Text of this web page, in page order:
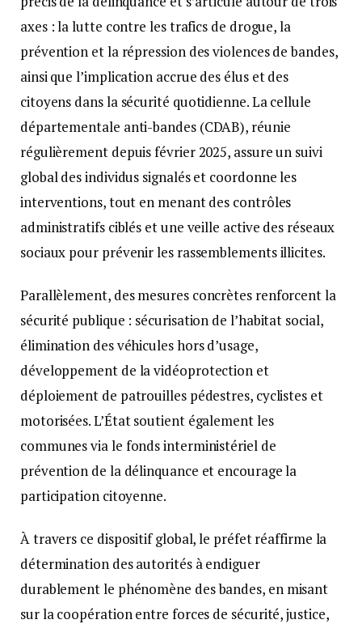
axes : la lutte contre les trafics de drogue, la
prévention et la répression des violences de bandes,
ainsi que l’implication accrue des élus et des
citoyens dans la sécurité quotidienne. La cellule
départementale anti-bandes (CDAB), réunie
régulièrement depuis février 2025, assure un suivi
global des individus signalés et coordonne les
interventions, tout en menant des contrôles
administratifs ciblés et une veille active des réseaux
sociaux pour prévenir les rassemblements illicites.
Parallèlement, des mesures concrètes renforcent la
sécurité publique : sécurisation de l’habitat social,
élimination des véhicules hors d’usage,
développement de la vidéoprotection et
déploiement de patrouilles pédestres, cyclistes et
motorisées. L’État soutient également les
communes via le fonds interministériel de
prévention de la délinquance et encourage la
participation citoyenne.
À travers ce dispositif global, le préfet réaffirme la
détermination des autorités à endiguer
durablement le phénomène des bandes, en misant
sur la coopération entre forces de sécurité, justice,